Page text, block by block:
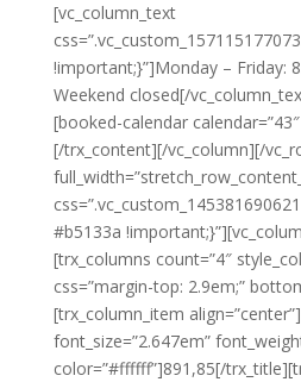
[vc_column_text
!important;}”]Monday – Friday:
Weekend closed[/
[booked-calendar
[/trx_content][/vc_column][/
#b5133a
[trx_columns count=”4″
css=”margin-top: 2.9em;”
[trx_column_item
font_size=”2.647em”
color=”#ffffff”]891,85[/